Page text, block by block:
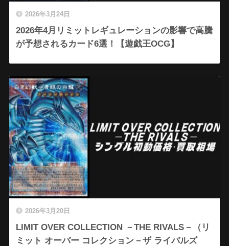
2026年3月24日
2026年4月リミットレギュレーションの影響で高騰
が予想されるカード6選！【遊戯王OCG】
2026年3月20日
LIMIT OVER COLLECTION －THE RIVALS－（リ
ミット オーバー コレクション－ザ ライバルズ